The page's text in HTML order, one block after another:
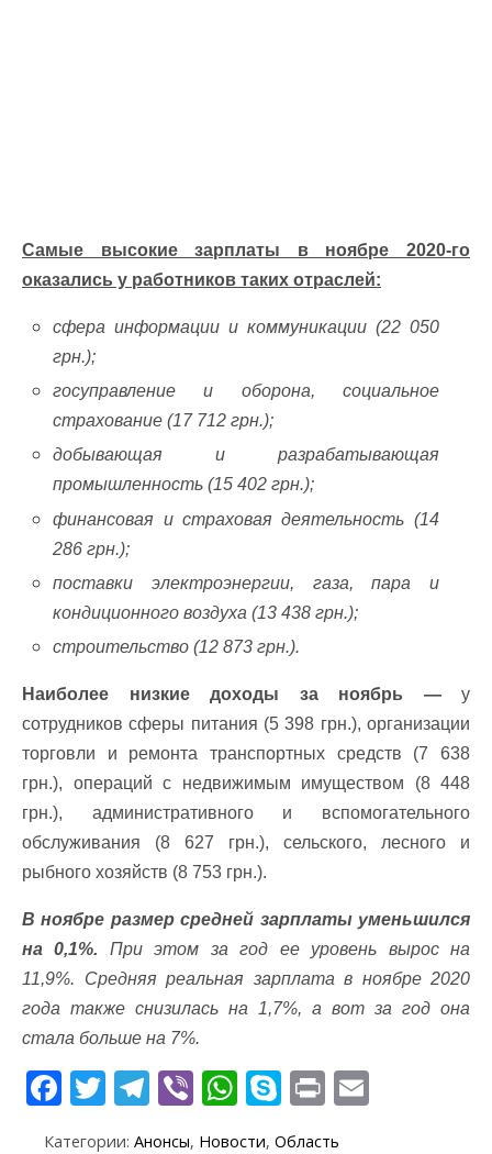
Самые высокие зарплаты в ноябре 2020-го
оказались у работников таких отраслей:
сфера информации и коммуникации (22 050
грн.);
госуправление и оборона, социальное
страхование (17 712 грн.);
добывающая и разрабатывающая
промышленность (15 402 грн.);
финансовая и страховая деятельность (14
286 грн.);
поставки электроэнергии, газа, пара и
кондиционного воздуха (13 438 грн.);
строительство (12 873 грн.).
Наиболее низкие доходы за ноябрь —у
сотрудников сферы питания (5 398 грн.), организации
торговли и ремонта транспортных средств (7 638
грн.), операций с недвижимым имуществом (8 448
грн.), административного и вспомогательного
обслуживания (8 627 грн.), сельского, лесного и
рыбного хозяйств (8 753 грн.).
В ноябре размер средней зарплаты уменьшился
на 0,1%. При этом за год ее уровень вырос на
11,9%. Средняя реальная зарплата в ноябре 2020
года также снизилась на 1,7%, а вот за год она
стала больше на 7%.
F T T Vi W S
k
Pr
Категории: Анонсы, Новости, Область